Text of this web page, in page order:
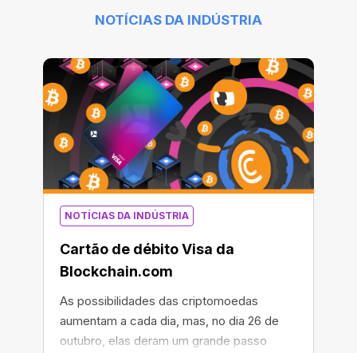
NOTÍCIAS DA INDÚSTRIA
NOTÍCIAS DA INDÚSTRIA
Cartão de débito Visa da
Blockchain.com
As possibilidades das criptomoedas
aumentam a cada dia, mas, no dia 26 de
outubro, elas deram um grande passo